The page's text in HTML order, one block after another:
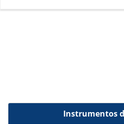
Instrumentos